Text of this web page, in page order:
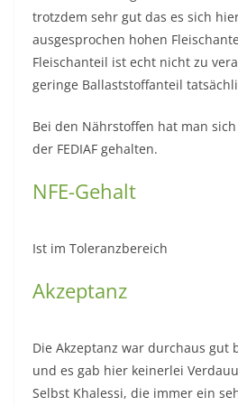
trotzdem sehr gut das es sich
ausgesprochen hohen
Fleischanteil ist echt nicht zu
geringe Ballaststoffanteil
Bei den Nährstoffen hat man
der FEDIAF gehalten.
NFE-Gehalt
Ist im Toleranzbereich
Akzeptanz
Die Akzeptanz war durchaus gut
und es gab hier keinerlei
Selbst Khalessi, die immer ein